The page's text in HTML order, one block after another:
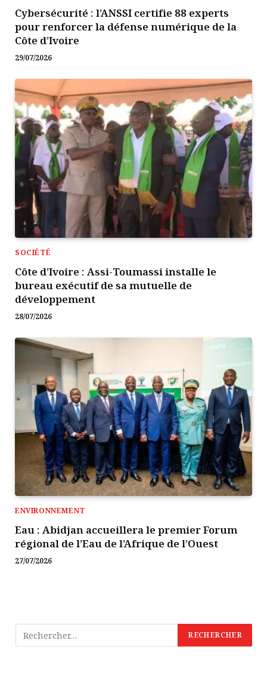
Cybersécurité : l’ANSSI certifie 88 experts
pour renforcer la défense numérique de la
Côte d’Ivoire
29/07/2026
SOCIÉTÉ
Côte d’Ivoire : Assi-Toumassi installe le
bureau exécutif de sa mutuelle de
développement
28/07/2026
ENVIRONNEMENT
Eau : Abidjan accueillera le premier Forum
régional de l’Eau de l’Afrique de l’Ouest
27/07/2026